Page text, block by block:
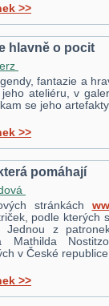
>>
hlavně o pocit
fantazie a
jeho ateliéru, v
se jeho
>>
pomáhají
stránkách
podle kterých
Jednou z
Mathilda
v České
>>